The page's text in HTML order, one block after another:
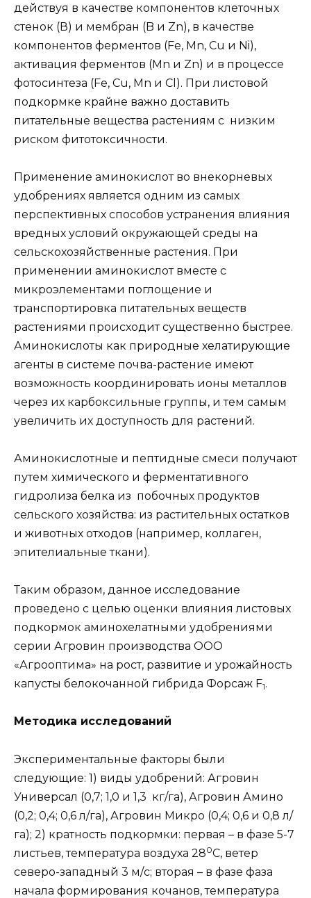
действуя в качестве компонентов клеточных
стенок (В) и мембран (B и Zn), в качестве
компонентов ферментов (Fe, Mn, Cu и Ni),
активация ферментов (Mn и Zn) и в процессе
фотосинтеза (Fe, Cu, Mn и Cl). При листовой
подкормке крайне важно доставить
питательные вещества растениям с низким
риском фитотоксичности.
Применение аминокислот во внекорневых
удобрениях является одним из самых
перспективных способов устранения влияния
вредных условий окружающей среды на
сельскохозяйственные растения. При
применении аминокислот вместе с
микроэлементами поглощение и
транспортировка питательных веществ
растениями происходит существенно быстрее.
Аминокислоты как природные хелатирующие
агенты в системе почва-растение имеют
возможность координировать ионы металлов
через их карбоксильные группы, и тем самым
увеличить их доступность для растений.
Аминокислотные и пептидные смеси получают
путем химического и ферментативного
гидролиза белка из побочных продуктов
сельского хозяйства: из растительных остатков
и животных отходов (например, коллаген,
эпителиальные ткани).
Таким образом, данное исследование
проведено с целью оценки влияния листовых
подкормок аминохелатными удобрениями
серии Агровин производства ООО
«Агрооптима» на рост, развитие и урожайность
капусты белокочанной гибрида Форсаж F1.
Методика исследований
Экспериментальные факторы были
следующие: 1) виды удобрений: Агровин
Универсал (0,7; 1,0 и 1,3 кг/га), Агровин Амино
(0,2; 0,4; 0,6 л/га), Агровин Микро (0,4; 0,6 и 0,8 л/
га); 2) кратность подкормки: первая – в фазе 5-7
листьев, температура воздуха 280С, ветер
северо-западный 3 м/с; вторая – в фазе фаза
начала формирования кочанов, температура